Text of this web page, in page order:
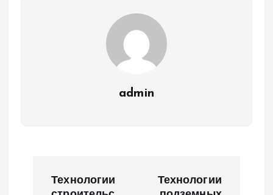
admin
Технологии
Технологии